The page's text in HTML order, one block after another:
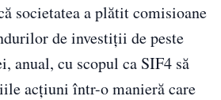
societatea a plătit comisioane
de investiții de peste
anual, cu scopul ca SIF4 să
acțiuni într-o manieră care